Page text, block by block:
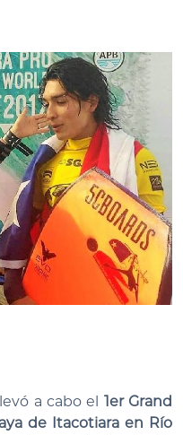
a cabo el 1er Grand
de Itacotiara en Río